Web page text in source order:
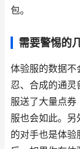
包。
需要警惕的
体验服的数据不
忍、合成的通
服送了大量点
服也会如此。另
的对手也是体